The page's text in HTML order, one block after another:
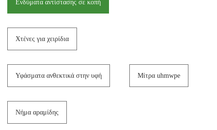
Ενδύματα αντίστασης σε κοπή
Χτένες για χειρίδια
Υφάσματα ανθεκτικά στην υφή Μίτρα uhmwpe
Νήμα αραμίδης